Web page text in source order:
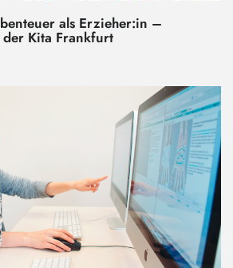
als Erzieher:in –
Kita Frankfurt